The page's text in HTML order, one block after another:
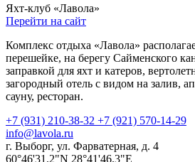
Яхт-клуб «Лавола»
Перейти на сайт
Комплекс отдыха «Лавола»
перешейке, на берегу Сайменского
заправкой для яхт и катеров,
загородный отель с видом на залив,
сауну, ресторан.
+7 (931) 210-38-32 +7 (921) 570-14-29
info@lavola.ru
г. Выборг, ул. Фарватерная, д. 4
60°46'31.2"N 28°41'46.3"E